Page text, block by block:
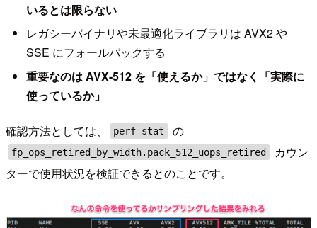
いるとは限らない
レガシーバイナリや未最適化ライブラリは AVX2 や
SSE にフォールバックする
重要なのは AVX-512 を「使えるか」ではなく「実際に
使っているか」
確認方法としては、 perf stat の
fp_ops_retired_by_width.pack_512_uops_retired
カウン
ターで使用状況を検証できるとのことです。